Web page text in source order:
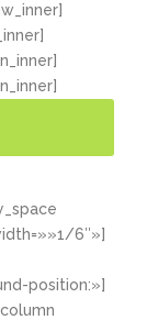
6″»]
position:»]